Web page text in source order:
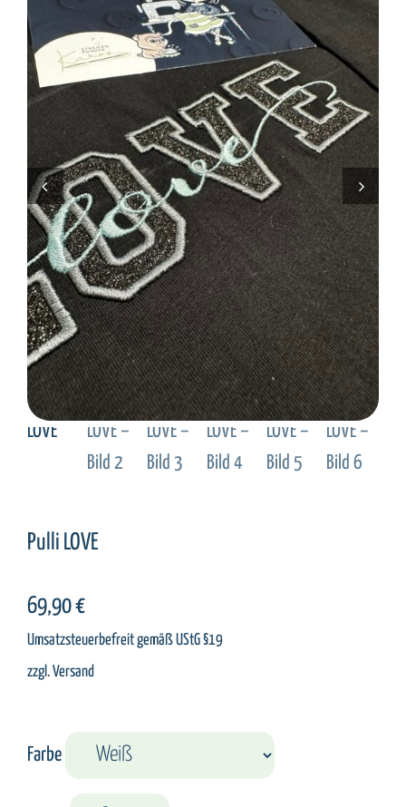
Pulli LOVE
69,90€
Umsatzsteuerbefreit gemäß UStG §19
zzgl.Versand
Farbe